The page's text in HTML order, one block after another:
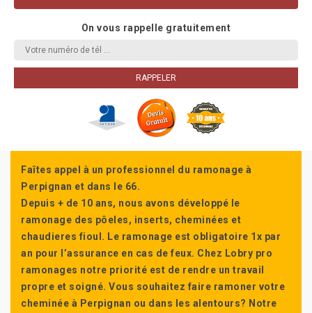
On vous rappelle gratuitement
Faîtes appel à un professionnel du ramonage à
Perpignan et dans le 66.
Depuis + de 10 ans, nous avons développé le
ramonage des pôeles, inserts, cheminées et
chaudieres fioul. Le ramonage est obligatoire 1x par
an pour l’assurance en cas de feux. Chez Lobry pro
ramonages notre priorité est de rendre un travail
propre et soigné. Vous souhaitez faire ramoner votre
cheminée à Perpignan ou dans les alentours? Notre